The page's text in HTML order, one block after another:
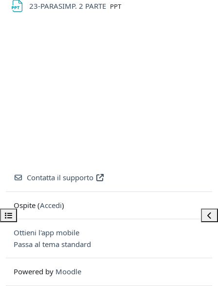
Apri indice del corso
23-PARASIMP. 2 PARTE File
PPT
Contatta il supporto
Ospite (Accedi)
Ottieni l'app mobile
Passa al tema standard
Powered by Moodle